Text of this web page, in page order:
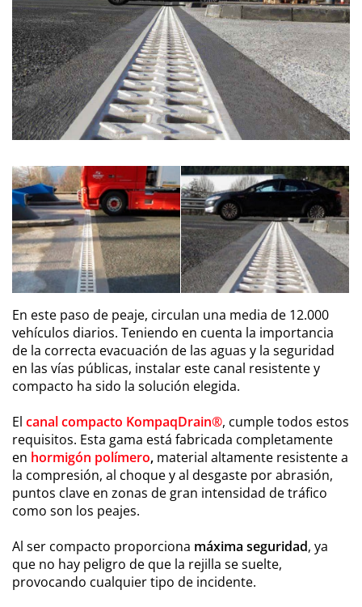
En este paso de peaje, circulan una media de 12.000
vehículos diarios. Teniendo en cuenta la importancia
de la correcta evacuación de las aguas y la seguridad
en las vías públicas, instalar este canal resistente y
compacto ha sido la solución elegida.
El canal compacto KompaqDrain®, cumple todos estos
requisitos. Esta gama está fabricada completamente
en hormigón polímero, material altamente resistente a
la compresión, al choque y al desgaste por abrasión,
puntos clave en zonas de gran intensidad de tráfico
como son los peajes.
Al ser compacto proporciona máxima seguridad, ya
que no hay peligro de que la rejilla se suelte,
provocando cualquier tipo de incidente.